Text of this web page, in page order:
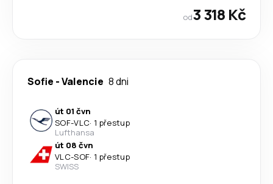
od3 318 Kč
Sofie -Valencie 8 dni
út 01 čvn
SOF-VLC· 1 přestup
Lufthansa
út 08 čvn
VLC-SOF· 1 přestup
SWISS